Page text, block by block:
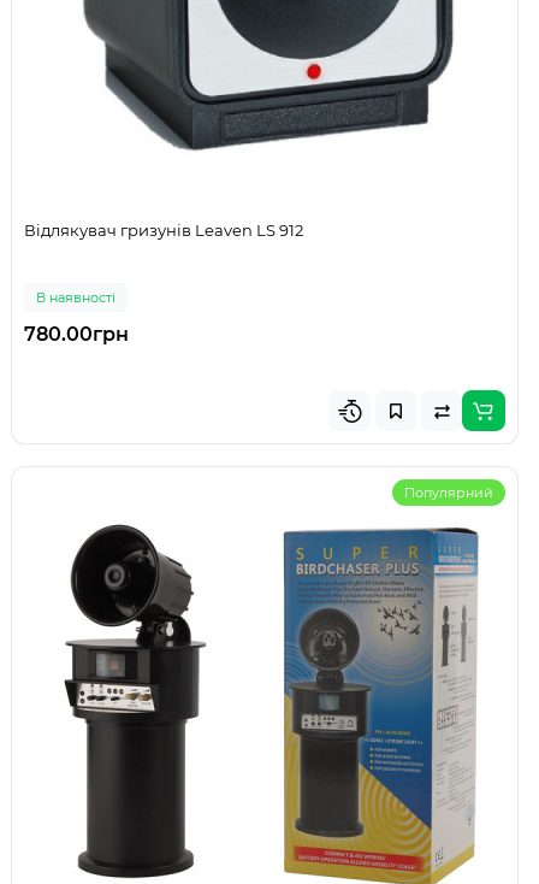
Відлякувач гризунів Leaven LS 912
В наявності
780.00грн
Популярний